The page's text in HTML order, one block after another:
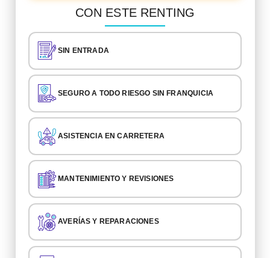
CON ESTE RENTING
SIN ENTRADA
SEGURO A TODO RIESGO SIN FRANQUICIA
ASISTENCIA EN CARRETERA
MANTENIMIENTO Y REVISIONES
AVERÍAS Y REPARACIONES